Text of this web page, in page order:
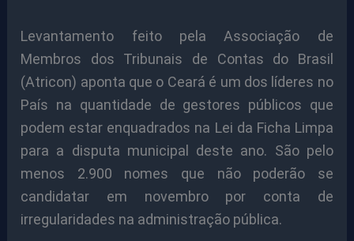
Levantamento feito pela Associação de
Membros dos Tribunais de Contas do Brasil
(Atricon) aponta que o Ceará é um dos líderes no
País na quantidade de gestores públicos que
podem estar enquadrados na Lei da Ficha Limpa
para a disputa municipal deste ano. São pelo
menos 2.900 nomes que não poderão se
candidatar em novembro por conta de
irregularidades na administração pública.